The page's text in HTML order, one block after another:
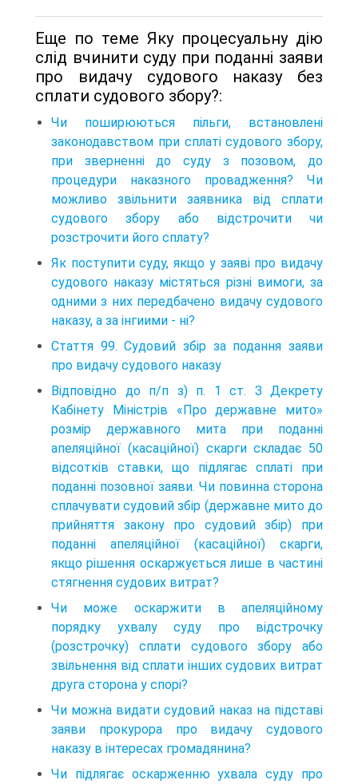
Еще по теме Яку процесуальну дію
слід вчинити суду при поданні заяви
про видачу судового наказу без
сплати судового збору?:
Чи поширюються пільги, встановлені
законодавством при сплаті судового збору,
при зверненні до суду з позовом, до
процедури наказного провадження? Чи
можливо звільнити заявника від сплати
судового збору або відстрочити чи
розстрочити його сплату?
Як поступити суду, якщо у заяві про видачу
судового наказу містяться різні вимоги, за
одними з них передбачено видачу судового
наказу, а за інгиими - ні?
Стаття 99. Судовий збір за подання заяви
про видачу судового наказу
Відповідно до п/п з) п. 1 ст. З Декрету
Кабінету Міністрів «Про державне мито»
розмір державного мита при поданні
апеляційної (касаційної) скарги складає 50
відсотків ставки, що підлягає сплаті при
поданні позовної заяви. Чи повинна сторона
сплачувати судовий збір (державне мито до
прийняття закону про судовий збір) при
поданні апеляційної (касаційної) скарги,
якщо рішення оскаржується лише в частині
стягнення судових витрат?
Чи може оскаржити в апеляційному
порядку ухвалу суду про відстрочку
(розстрочку) сплати судового збору або
звільнення від сплати інших судових витрат
друга сторона у спорі?
Чи можна видати судовий наказ на підставі
заяви прокурора про видачу судового
наказу в інтересах громадянина?
Чи підлягає оскарженню ухвала суду про